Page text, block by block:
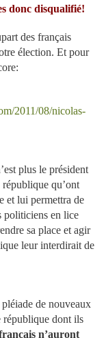
donc disqualifié!
des français
élection. Et pour
2011/08/nicolas-
plus le président
qu’ont
et lui permettra de
politiciens en lice
sa place et agir
leur interdirait de
de nouveaux
république dont ils
n’auront